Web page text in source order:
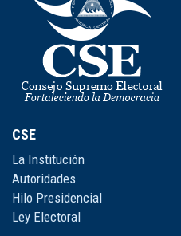
CSE
La Institución
Autoridades
Hilo Presidencial
Ley Electoral